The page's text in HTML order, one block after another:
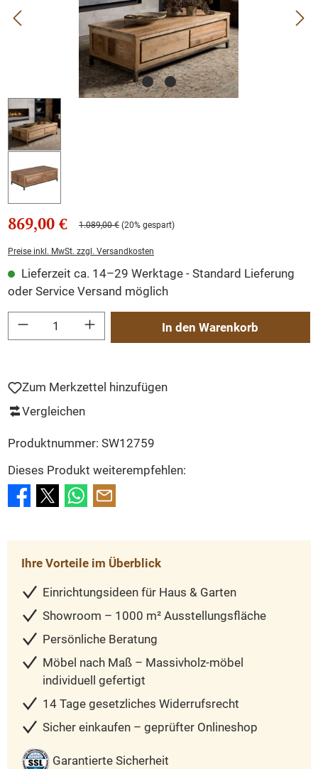
869,00 € 1.089,00 € (20% gespart)
Preise inkl. MwSt. zzgl. Versandkosten
Lieferzeit ca. 14–29 Werktage - Standard Lieferung
oder Service Versand möglich
Produkt Anzahl: Gib den gewünschten Wert ein oder benutze die Schaltflächen
In den Warenkorb
Zum Merkzettel hinzufügen
Vergleichen
Produktnummer: SW12759
Dieses Produkt weiterempfehlen:
Ihre Vorteile im Überblick
Einrichtungsideen für Haus & Garten
Showroom – 1000 m² Ausstellungsfläche
Persönliche Beratung
Möbel nach Maß – Massivholz-möbel
individuell gefertigt
14 Tage gesetzliches Widerrufsrecht
Sicher einkaufen – geprüfter Onlineshop
Garantierte Sicherheit